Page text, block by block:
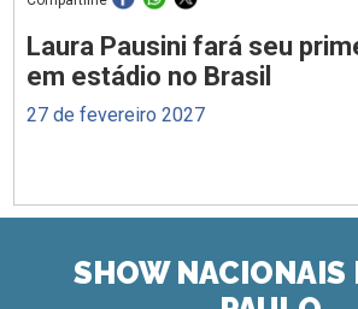
Laura Pausini fará seu
em estádio no Brasil
27 de fevereiro 2027
SHOW NACIONAIS